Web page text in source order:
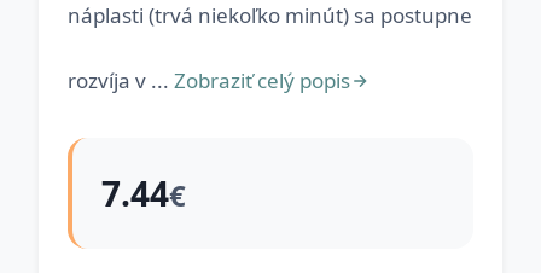
náplasti (trvá niekoľko minút) sa postupne
rozvíja v ... Zobraziť celý popis
7.44€